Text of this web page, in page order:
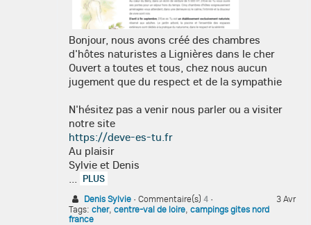
Bonjour, nous avons créé des chambres
d'hôtes naturistes a Lignières dans le cher
Ouvert a toutes et tous, chez nous aucun
jugement que du respect et de la sympathie
N'hésitez pas a venir nous parler ou a visiter
notre site
https://deve-es-tu.fr
Au plaisir
Sylvie et Denis
... PLUS
Denis Sylvie 3 Avr
· Commentaire(s) 4 ·
Tags: cher, centre-val de loire, campings gites nord
france